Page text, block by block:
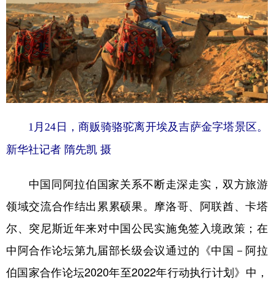
1月24日，商贩骑骆驼离开埃及吉萨金字塔景区。
新华社记者 隋先凯 摄
中国同阿拉伯国家关系不断走深走实，双方旅游
领域交流合作结出累累硕果。摩洛哥、阿联酋、卡塔
尔、突尼斯近年来对中国公民实施免签入境政策；在
中阿合作论坛第九届部长级会议通过的《中国－阿拉
伯国家合作论坛2020年至2022年行动执行计划》中，